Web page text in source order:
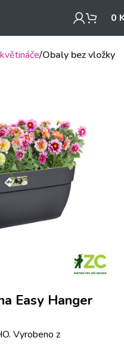
0
Obaly bez vložky
Easy Hanger
Vyrobeno z